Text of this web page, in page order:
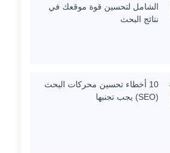
الشامل لتحسين قوة موقعك في
نتائج البحث
10 أخطاء تحسين محركات البحث
(SEO) يجب تجنبها